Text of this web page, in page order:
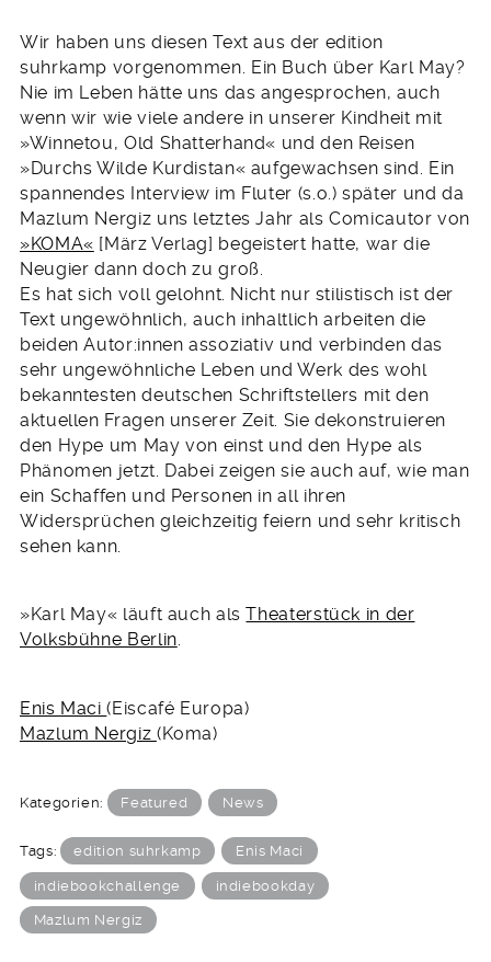
Wir haben uns diesen Text aus der edition
suhrkamp vorgenommen. Ein Buch über Karl May?
Nie im Leben hätte uns das angesprochen, auch
wenn wir wie viele andere in unserer Kindheit mit
»Winnetou, Old Shatterhand« und den Reisen
»Durchs Wilde Kurdistan« aufgewachsen sind. Ein
spannendes Interview im Fluter (s.o.) später und da
Mazlum Nergiz uns letztes Jahr als Comicautor von
»KOMA« [März Verlag] begeistert hatte, war die
Neugier dann doch zu groß.
Es hat sich voll gelohnt. Nicht nur stilistisch ist der
Text ungewöhnlich, auch inhaltlich arbeiten die
beiden Autor:innen assoziativ und verbinden das
sehr ungewöhnliche Leben und Werk des wohl
bekanntesten deutschen Schriftstellers mit den
aktuellen Fragen unserer Zeit. Sie dekonstruieren
den Hype um May von einst und den Hype als
Phänomen jetzt. Dabei zeigen sie auch auf, wie man
ein Schaffen und Personen in all ihren
Widersprüchen gleichzeitig feiern und sehr kritisch
sehen kann.
»Karl May« läuft auch alsTheaterstück in der
Volksbühne Berlin.
Enis Maci(Eiscafé Europa)
Mazlum Nergiz (Koma)
Kategorien: Featured News
Tags: edition suhrkamp Enis Maci
indiebookchallenge indiebookday
Mazlum Nergiz